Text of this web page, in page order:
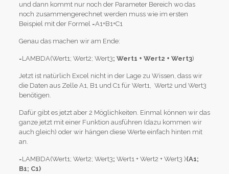
und dann kommt nur noch der Parameter Bereich wo das
noch zusammengerechnet werden muss wie im ersten
Beispiel mit der Formel =A1+B1+C1
Genau das machen wir am Ende:
=LAMBDA(Wert1; Wert2; Wert3; Wert1 + Wert2 + Wert3)
Jetzt ist natürlich Excel nicht in der Lage zu Wissen, dass wir
die Daten aus Zelle A1, B1 und C1 für Wert1, Wert2 und Wert3
benötigen.
Dafür gibt es jetzt aber 2 Möglichkeiten. Einmal können wir das
ganze jetzt mit einer Funktion ausführen (dazu kommen wir
auch gleich) oder wir hängen diese Werte einfach hinten mit
an.
=LAMBDA(Wert1; Wert2; Wert3; Wert1 + Wert2 + Wert3 )(A1;
B1; C1)